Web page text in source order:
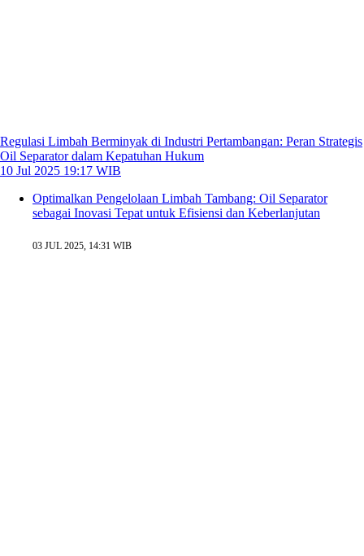
Regulasi Limbah Berminyak di Industri Pertambangan: Peran Strategis
Oil Separator dalam Kepatuhan Hukum
10 Jul 2025 19:17 WIB
Optimalkan Pengelolaan Limbah Tambang: Oil Separator
sebagai Inovasi Tepat untuk Efisiensi dan Keberlanjutan
03 JUL 2025, 14:31 WIB